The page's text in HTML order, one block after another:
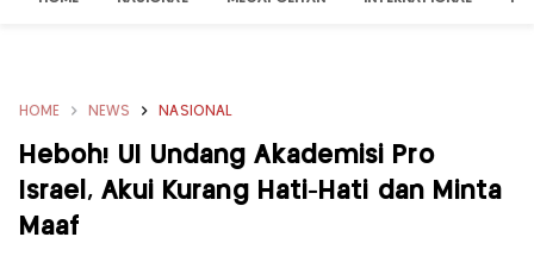
HOME NEWS NASIONAL
Heboh! UI Undang Akademisi Pro
Israel, Akui Kurang Hati-Hati dan Minta
Maaf